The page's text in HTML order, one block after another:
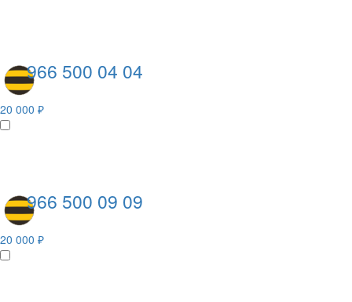
966 500 04 04
20 000 ₽
966 500 09 09
20 000 ₽